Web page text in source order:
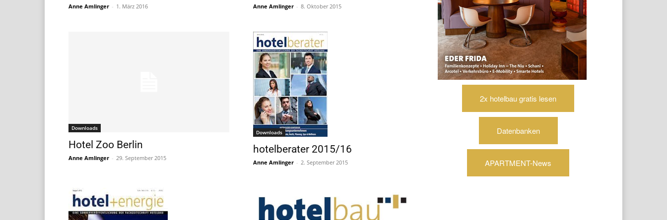
Anne Amlinger - 1. März 2016 Anne Amlinger - 8. Oktober 2015
Downloads
Hotel Zoo Berlin
Anne Amlinger - 29. September 2015
Downloads
hotelberater 2015/16
Anne Amlinger - 2. September 2015
2x hotelbau gratis lesen
Datenbanken
APARTMENT-News